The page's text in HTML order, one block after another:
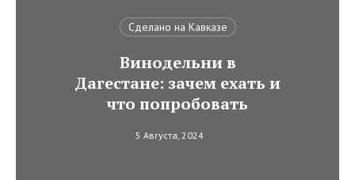
Сделано на Кавказе
Винодельни в
Дагестане: зачем ехать и
что попробовать
5 Августа, 2024